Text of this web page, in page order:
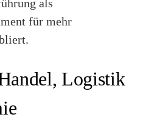
als
für mehr
Logistik